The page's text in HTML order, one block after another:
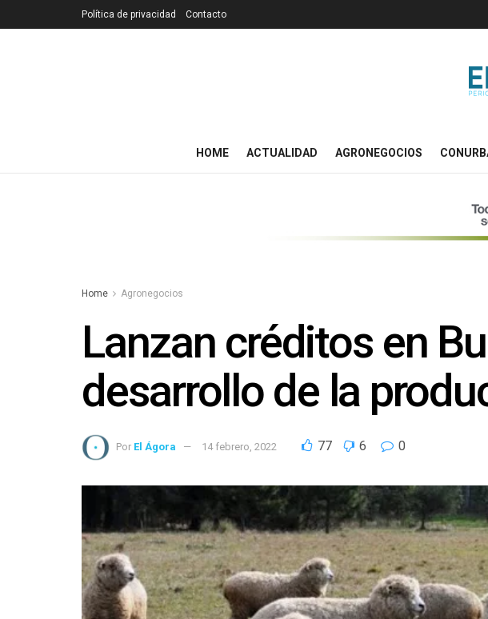
Política de privacidad Contacto
HOME ACTUALIDAD AGRONEGOCIOS
Home Agronegocios
Lanzan créditos en
desarrollo de la
Por El Ágora 14 febrero, 2022 77 6 0